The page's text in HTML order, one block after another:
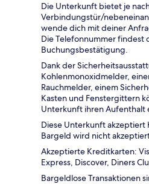
Die Unterkunft bietet je
Verbindungstür/
wende dich mit deiner
Die Telefonnummer findest
Buchungsbestätigung.
Dank der
Kohlenmonoxidmelder,
Rauchmelder, einem
Kasten und Fenstergittern
Unterkunft ihren Aufenthalt
Diese Unterkunft
Bargeld wird nicht
Akzeptierte Kreditkarten:
Express, Discover, Diners
Bargeldlose Transaktionen